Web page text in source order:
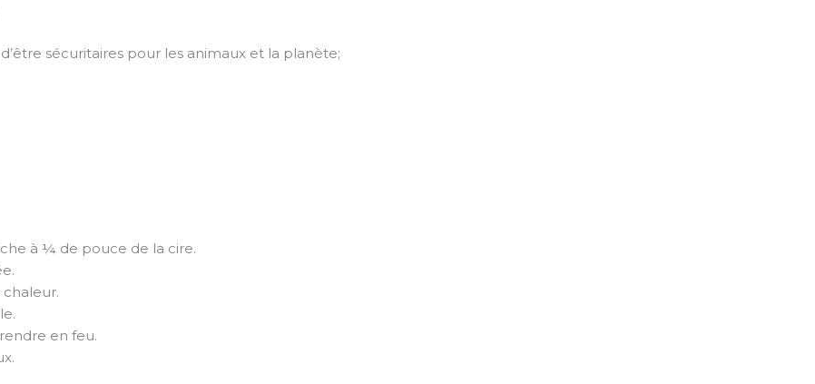
sécuritaires pour les animaux et la planète;
à ¼ de pouce de la cire.
en feu.